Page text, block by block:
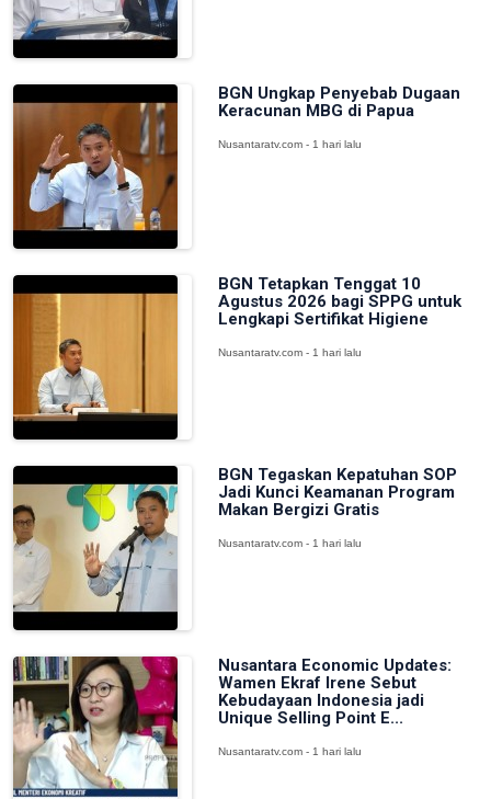
BGN Ungkap Penyebab Dugaan
Keracunan MBG di Papua
Nusantaratv.com - 1 hari lalu
BGN Tetapkan Tenggat 10
Agustus 2026 bagi SPPG untuk
Lengkapi Sertifikat Higiene
Nusantaratv.com - 1 hari lalu
BGN Tegaskan Kepatuhan SOP
Jadi Kunci Keamanan Program
Makan Bergizi Gratis
Nusantaratv.com - 1 hari lalu
Nusantara Economic Updates:
Wamen Ekraf Irene Sebut
Kebudayaan Indonesia jadi
Unique Selling Point E...
Nusantaratv.com - 1 hari lalu